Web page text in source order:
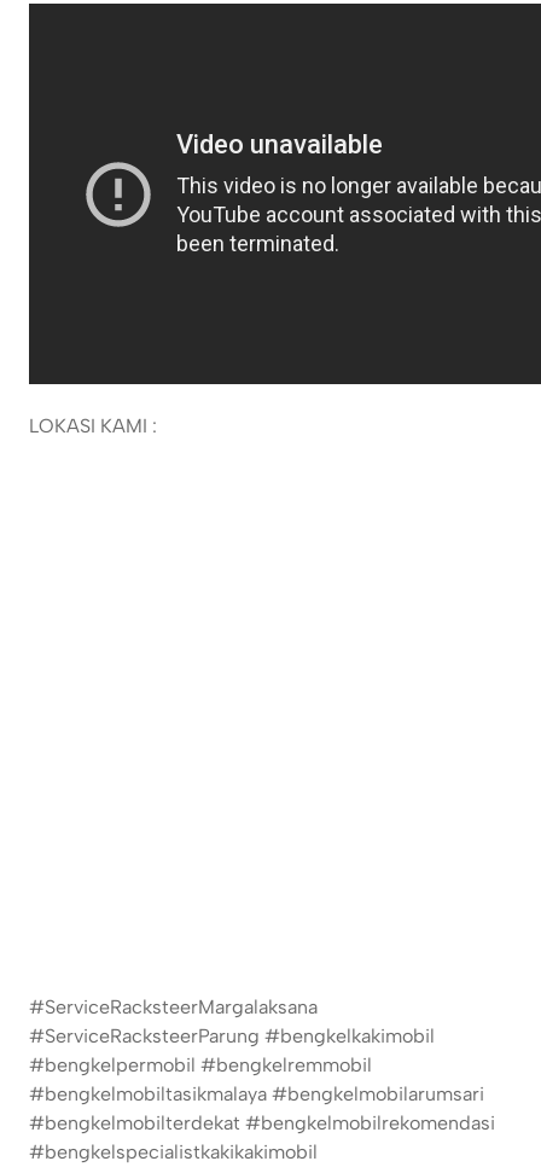
LOKASI KAMI :
#ServiceRacksteerMargalaksana
#ServiceRacksteerParung #bengkelkakimobil
#bengkelpermobil #bengkelremmobil
#bengkelmobiltasikmalaya #bengkelmobilarumsari
#bengkelmobilterdekat #bengkelmobilrekomendasi
#bengkelspecialistkakikakimobil